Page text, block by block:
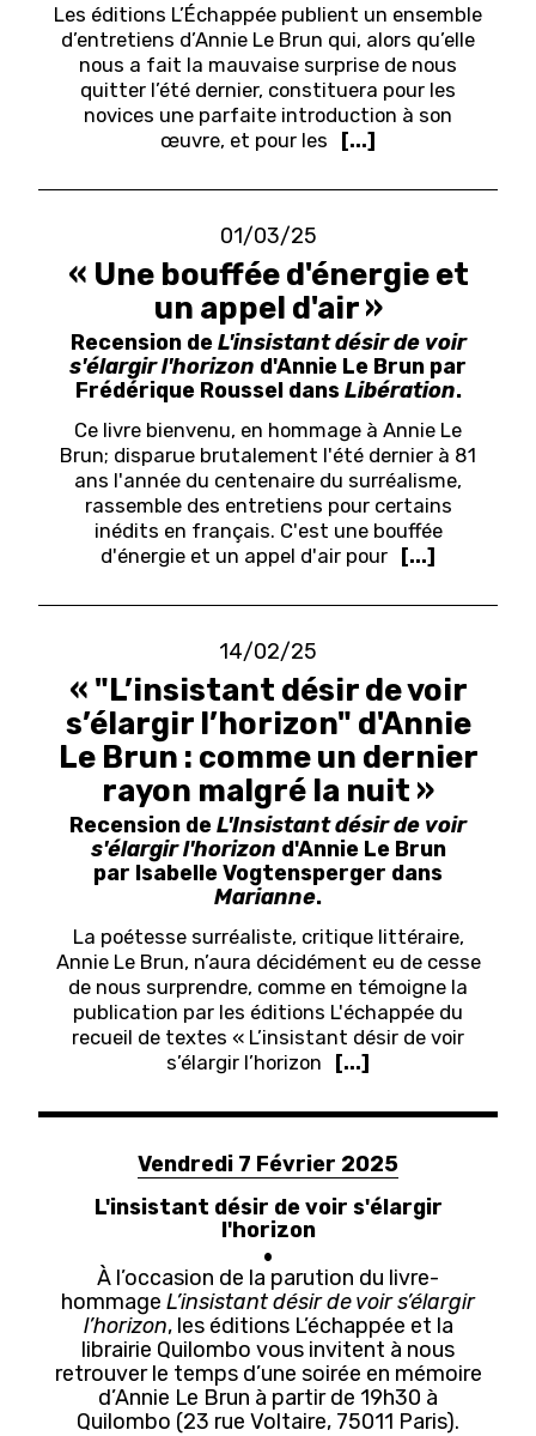
Les éditions L’Échappée publient un ensemble
d’entretiens d’Annie Le Brun qui, alors qu’elle
nous a fait la mauvaise surprise de nous
quitter l’été dernier, constituera pour les
novices une parfaite introduction à son
œuvre, et pour les
[...]
01/03/25
« Une bouffée d'énergie et
un appel d'air »
Recension deL'insistant désir de voir
s'élargir l'horizon d'Annie Le Brun par
Frédérique Roussel dans Libération.
Ce livre bienvenu, en hommage à Annie Le
Brun; disparue brutalement l'été dernier à 81
ans l'année du centenaire du surréalisme,
rassemble des entretiens pour certains
inédits en français. C'est une bouffée
d'énergie et un appel d'air pour [...]
14/02/25
« "L’insistant désir de voir
s’élargir l’horizon" d'Annie
Le Brun : comme un dernier
rayon malgré la nuit »
Recension deL'Insistant désir de voir
s'élargir l'horizon d'Annie Le Brun
par Isabelle Vogtensperger dans
Marianne.
La poétesse surréaliste, critique littéraire,
Annie Le Brun, n’aura décidément eu de cesse
de nous surprendre, comme en témoigne la
publication par les éditions L'échappée du
recueil de textes « L’insistant désir de voir
s’élargir l’horizon
[...]
Vendredi 7 Février 2025
L'insistant désir de voir s'élargir
l'horizon
À l’occasion de la parution du livre-
hommage L’insistant désir de voir s’élargir
l’horizon, les éditions L’échappée et la
librairie Quilombo vous invitent à nous
retrouver le temps d’une soirée en mémoire
d’Annie Le Brun à partir de 19h30 à
Quilombo (23 rue Voltaire, 75011 Paris).